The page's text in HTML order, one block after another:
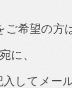
ご希望の方
宛に、
してメー